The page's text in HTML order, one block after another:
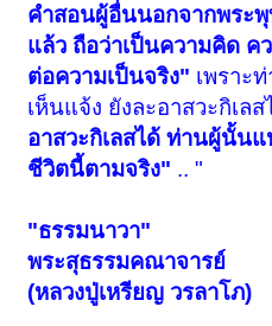
คำสอนผู้อื่นนอกจากพระ
แล้ว ถือว่าเป็นความคิด ค
ต่อความเป็นจริง" เพราะ
เห็นแจ้ง ยังละอาสวะกิเลส
อาสวะกิเลสได้ ท่านผู้นั้นแ
ชีวิตนี้ตามจริง" .. "
"ธรรมนาวา"
พระสุธรรมคณาจารย์
(หลวงปู่เหรียญ วรลาโภ)